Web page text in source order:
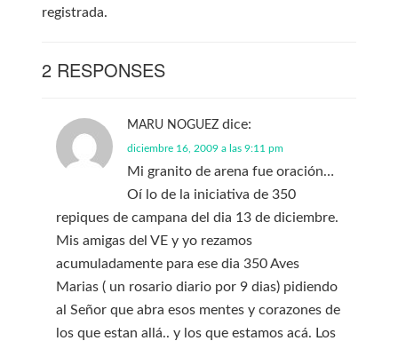
registrada.
2 RESPONSES
MARU NOGUEZ dice:
diciembre 16, 2009 a las 9:11 pm
Mi granito de arena fue oración…
Oí lo de la iniciativa de 350
repiques de campana del dia 13 de diciembre.
Mis amigas del VE y yo rezamos
acumuladamente para ese dia 350 Aves
Marias ( un rosario diario por 9 dias) pidiendo
al Señor que abra esos mentes y corazones de
los que estan allá.. y los que estamos acá. Los